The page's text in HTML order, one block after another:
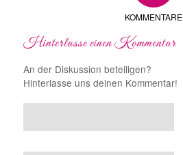
KOMMENTARE
Hinterlasse einen Kommentar
An der Diskussion beteiligen?
Hinterlasse uns deinen Kommentar!